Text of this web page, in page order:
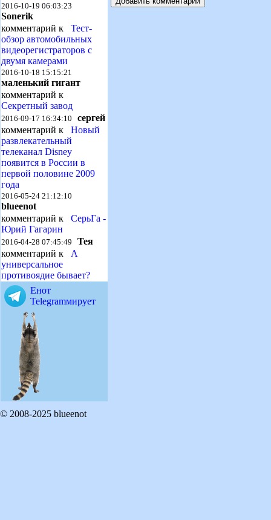
2016-10-19 06:03:23
Sonerik
комментарий к Тест-
обзор автомобильных
видеорегистраторов с
двумя камерами
2016-10-18 15:15:21
маленький гигант
комментарий к
Секретный завод
2016-09-17 16:34:10 сергей
комментарий к Новый
развлекательный
телеканал Disney
появится в России в
первой половине 2009
года
2016-05-24 21:12:10
blueenot
комментарий к СерьГа -
Юрий Гагарин
2016-04-28 07:45:49 Тея
комментарий к А
универсальное
противоядие бывает?
Енот
Telegramмирует
© 2008-2025 blueenot